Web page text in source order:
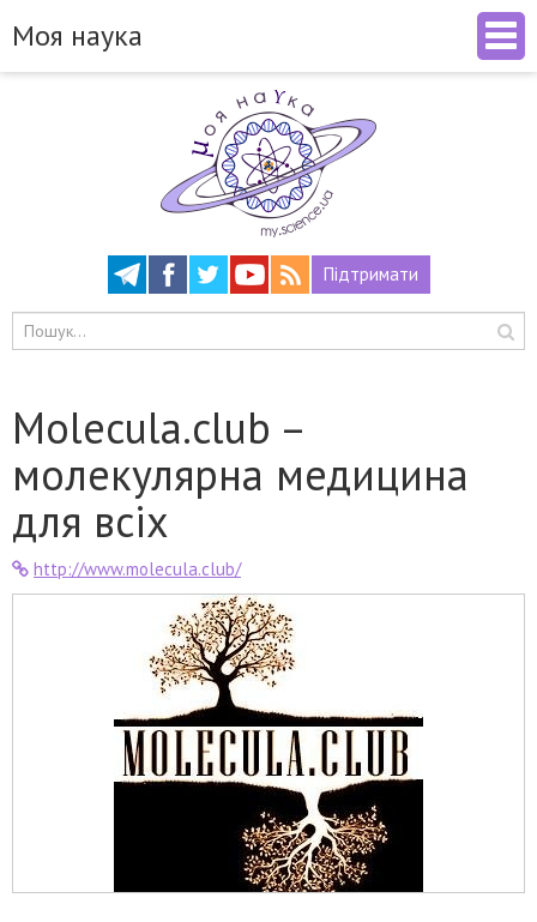
Підтримати
Моя наука
Molecula.club –
молекулярна медицина
для всіх
http://www.molecula.club/